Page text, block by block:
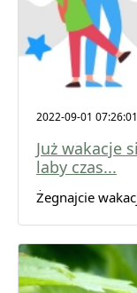
2022-09-01 07:26:01
Już wakacje
laby czas...
Żegnajcie